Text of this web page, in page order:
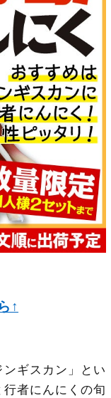
↑
ギスカン」とい
者にんにくの旬